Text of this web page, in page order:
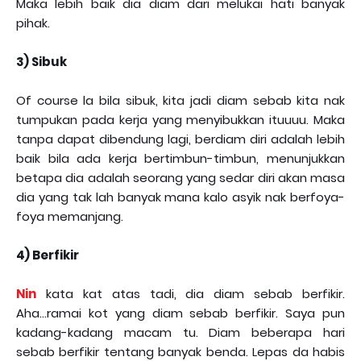
Maka lebih baik dia diam dari melukai hati banyak
pihak.
3) Sibuk
Of course la bila sibuk, kita jadi diam sebab kita nak
tumpukan pada kerja yang menyibukkan ituuuu. Maka
tanpa dapat dibendung lagi, berdiam diri adalah lebih
baik bila ada kerja bertimbun-timbun, menunjukkan
betapa dia adalah seorang yang sedar diri akan masa
dia yang tak lah banyak mana kalo asyik nak berfoya-
foya memanjang.
4) Berfikir
Nin kata kat atas tadi, dia diam sebab berfikir.
Aha...ramai kot yang diam sebab berfikir. Saya pun
kadang-kadang macam tu. Diam beberapa hari
sebab berfikir tentang banyak benda. Lepas da habis